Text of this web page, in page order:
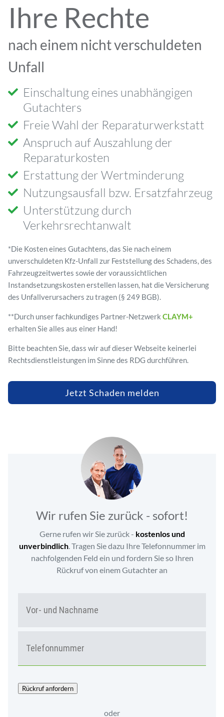
Ihre Rechte
nach einem nicht verschuldeten
Unfall
Einschaltung eines unabhängigen
Gutachters
Freie Wahl der Reparaturwerkstatt
Anspruch auf Auszahlung der
Reparaturkosten
Erstattung der Wertminderung
Nutzungsausfall bzw. Ersatzfahrzeug
Unterstützung durch
Verkehrsrechtanwalt
*Die Kosten eines Gutachtens, das Sie nach einem
unverschuldeten Kfz-Unfall zur Feststellung des Schadens, des
Fahrzeugzeitwertes sowie der voraussichtlichen
Instandsetzungskosten erstellen lassen, hat die Versicherung
des Unfallverursachers zu tragen (§ 249 BGB).
**Durch unser fachkundiges Partner-Netzwerk CLAYM+
erhalten Sie alles aus einer Hand!
Bitte beachten Sie, dass wir auf dieser Webseite keinerlei
Rechtsdienstleistungen im Sinne des RDG durchführen.
Jetzt Schaden melden
Wir rufen Sie zurück - sofort!
Gerne rufen wir Sie zurück - kostenlos und
unverbindlich. Tragen Sie dazu Ihre Telefonnummer im
nachfolgenden Feld ein und fordern Sie so Ihren
Rückruf von einem Gutachter an
E
Rückruf anfordern
oderKundenbewertungen und Erfahrungen zu